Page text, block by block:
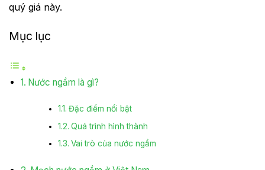
quý giá này.
Mục lục
Nước ngầm là gì?
Đặc điểm nổi bật
Quá trình hình thành
Vai trò của nước ngầm